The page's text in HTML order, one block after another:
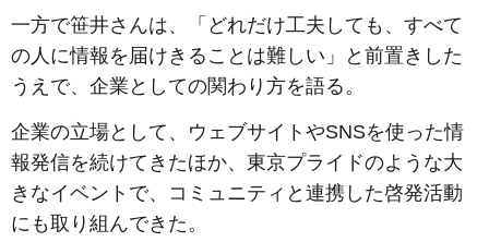
一方で笹井さんは、「どれだけ工夫しても、すべて
の人に情報を届けきることは難しい」と前置きした
うえで、企業としての関わり方を語る。
企業の立場として、ウェブサイトやSNSを使った情
報発信を続けてきたほか、東京プライドのような大
きなイベントで、コミュニティと連携した啓発活動
にも取り組んできた。